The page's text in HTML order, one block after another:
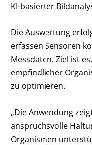
KI-basierter
Die Auswertung
erfassen Sensoren
Messdaten. Ziel ist
empfindlicher
zu optimieren.
„Die Anwendung
anspruchsvolle
Organismen